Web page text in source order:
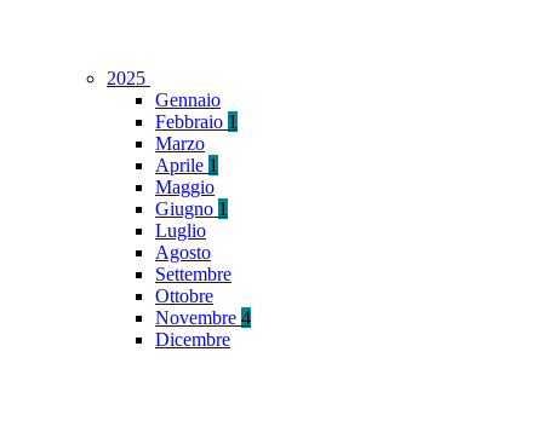
2025
Gennaio
Febbraio 1
Marzo
Aprile 1
Maggio
Giugno 1
Luglio
Agosto
Settembre
Ottobre
Novembre 4
Dicembre